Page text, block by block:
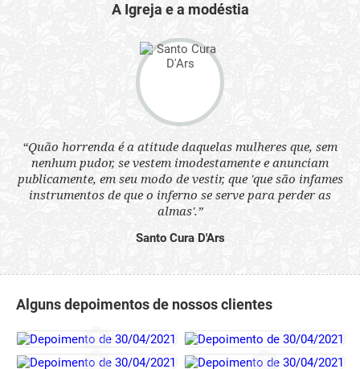
A Igreja e a modéstia
“Quão horrenda é a atitude daquelas mulheres que, sem
nenhum pudor, se vestem imodestamente e anunciam
publicamente, em seu modo de vestir, que 'que são infames
instrumentos de que o inferno se serve para perder as
almas'.”
Santo Cura D'Ars
Alguns depoimentos de nossos clientes